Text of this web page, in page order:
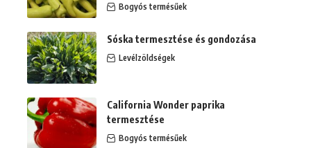
Bogyós termésűek
Sóska termesztése és gondozása
Levélzöldségek
California Wonder paprika
termesztése
Bogyós termésűek